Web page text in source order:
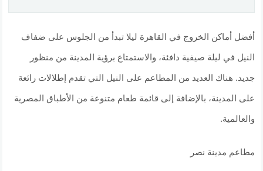
أفضل أماكن الخروج في القاهرة ليلا تبدأ من الجلوس على ضفاف
النيل في ليلة صيفية دافئة، والاستمتاع برؤية المدينة من منظور
جديد. هناك العديد من المطاعم على النيل التي تقدم إطلالات رائعة
على المدينة، بالإضافة إلى قائمة طعام متنوعة من الأطباق المصرية
والعالمية.
مطاعم مدينة نصر